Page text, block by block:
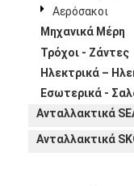
Αερόσακοι
Μηχανικά Μέρη
Τρόχοι - Ζάντες
Ηλεκτρικά –
Εσωτερικά -
Ανταλλακτικά
Ανταλλακτικά